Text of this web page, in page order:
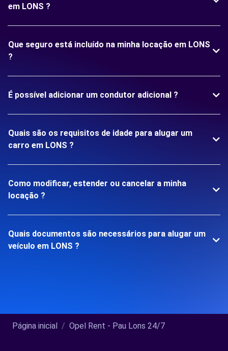
em LONS ?
Que seguro está incluído na minha locação em LONS
?
É possível adicionar um condutor adicional ?
Quais são os requisitos de idade para alugar um
carro em LONS ?
Como modificar, estender ou cancelar a minha
locação ?
Quais documentos são necessários para alugar um
veículo em LONS ?
Página inicial Opel Rent - Pau Lons 24/7